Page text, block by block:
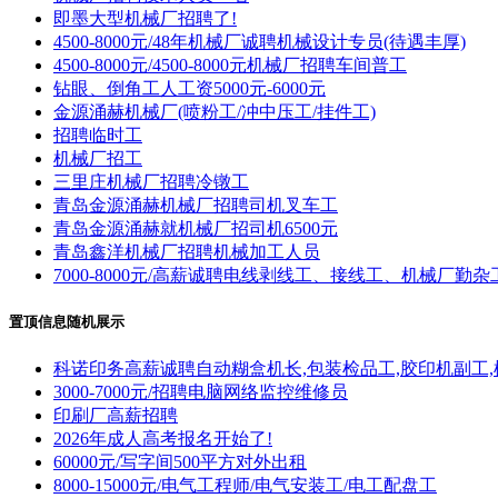
即墨大型机械厂招聘了!
4500-8000元/48年机械厂诚聘机械设计专员(待遇丰厚)
4500-8000元/4500-8000元机械厂招聘车间普工
钻眼、倒角工人工资5000元-6000元
金源涌赫机械厂(喷粉工/冲中压工/挂件工)
招聘临时工
机械厂招工
三里庄机械厂招聘冷镦工
青岛金源涌赫机械厂招聘司机叉车工
青岛金源涌赫就机械厂招司机6500元
青岛鑫洋机械厂招聘机械加工人员
7000-8000元/高薪诚聘电线剥线工、接线工、机械厂勤杂
置顶信息随机展示
科诺印务高薪诚聘自动糊盒机长,包装检品工,胶印机副工
3000-7000元/招聘电脑网络监控维修员
印刷厂高薪招聘
2026年成人高考报名开始了!
60000元/写字间500平方对外出租
8000-15000元/电气工程师/电气安装工/电工配盘工